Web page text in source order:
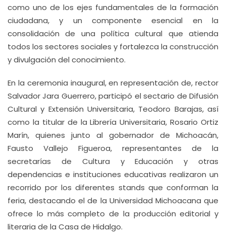
como uno de los ejes fundamentales de la formación
ciudadana, y un componente esencial en la
consolidación de una política cultural que atienda
todos los sectores sociales y fortalezca la construcción
y divulgación del conocimiento.
En la ceremonia inaugural, en representación de, rector
Salvador Jara Guerrero, participó el sectario de Difusión
Cultural y Extensión Universitaria, Teodoro Barajas, así
como la titular de la Librería Universitaria, Rosario Ortiz
Marín, quienes junto al gobernador de Michoacán,
Fausto Vallejo Figueroa, representantes de la
secretarías de Cultura y Educación y otras
dependencias e instituciones educativas realizaron un
recorrido por los diferentes stands que conforman la
feria, destacando el de la Universidad Michoacana que
ofrece lo más completo de la producción editorial y
literaria de la Casa de Hidalgo.